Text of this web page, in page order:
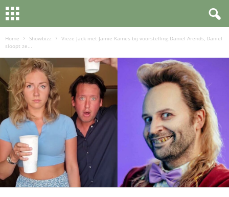
Home Showbizz
Vieze Jack met Jamie Kames bij voorstelling Daniel Arends, Daniel
sloopt ze...